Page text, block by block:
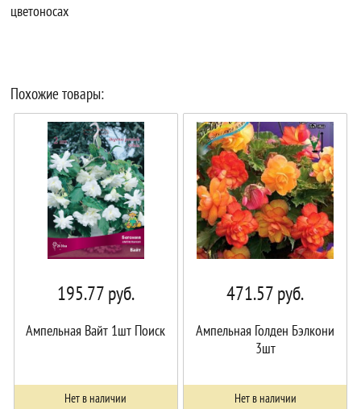
цветоносах
Похожие товары:
195.77руб.
Ампельная Вайт 1шт Поиск
Нет в наличии
471.57руб.
Ампельная Голден Бэлкони
3шт
Нет в наличии